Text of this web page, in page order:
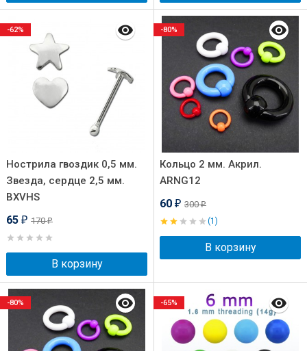
Нострила гвоздик 0,5 мм.
Звезда, сердце 2,5 мм.
BXVHS
65 ₽ 170₽
В корзину
-62%
Кольцо 2 мм. Акрил.
ARNG12
60 ₽ 300₽
(1)
В корзину
-80%
-80% -65%